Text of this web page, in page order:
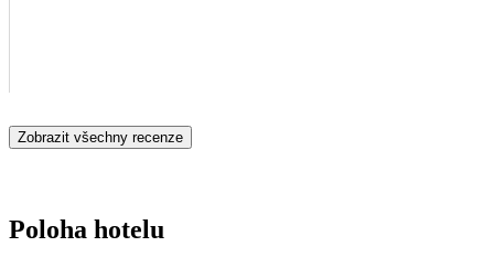
Zobrazit všechny recenze
Poloha hotelu